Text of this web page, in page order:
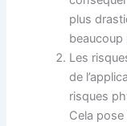
plus
beaucoup
Les
de
risques
Cela